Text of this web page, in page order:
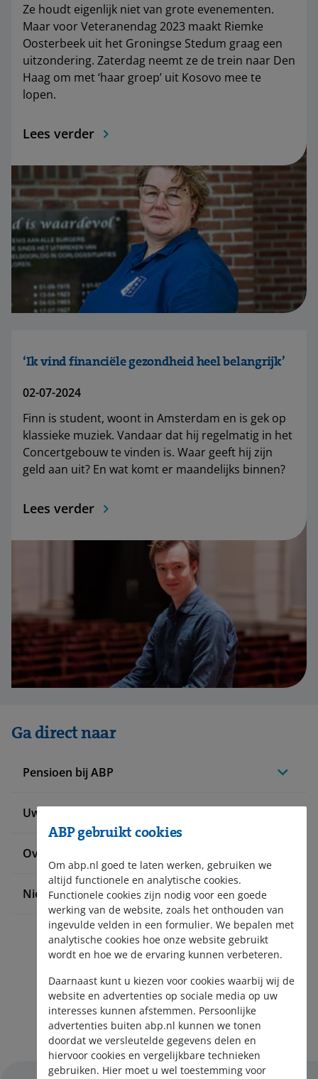
Ze houdt eigenlijk niet van grote evenementen.
Maar voor Veteranendag 2023 maakt Riemke
Oosterbeek uit het Groningse Stedum graag een
uitzondering. Zaterdag neemt ze de trein naar Den
Haag om met ‘haar groep’ uit Kosovo mee te
lopen.
Lees verder
‘Ik vind financiële gezondheid heel belangrijk’
02-07-2024
Finn is student, woont in Amsterdam en is gek op
klassieke muziek. Vandaar dat hij regelmatig in het
Concertgebouw te vinden is. Waar geeft hij zijn
geld aan uit? En wat komt er maandelijks binnen?
Lees verder
Ga direct naar
Pensioen bij ABP
Uw situatie verandert
Over ABP
Nieuws en pers
Aanmelden nieuwsbrief
ABP gebruikt cookies
Om abp.nl goed te laten werken, gebruiken we
altijd functionele en analytische cookies.
Functionele cookies zijn nodig voor een goede
werking van de website, zoals het onthouden van
ingevulde velden in een formulier. We bepalen met
analytische cookies hoe onze website gebruikt
wordt en hoe we de ervaring kunnen verbeteren.
Daarnaast kunt u kiezen voor cookies waarbij wij de
website en advertenties op sociale media op uw
interesses kunnen afstemmen. Persoonlijke
advertenties buiten abp.nl kunnen we tonen
doordat we versleutelde gegevens delen en
hiervoor cookies en vergelijkbare technieken
gebruiken. Hier moet u wel toestemming voor